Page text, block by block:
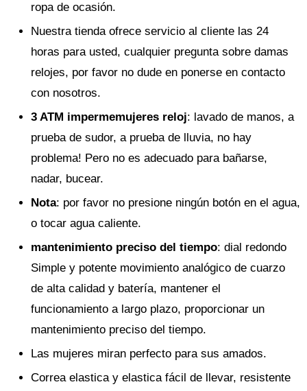
ropa de ocasión.
Nuestra tienda ofrece servicio al cliente las 24
horas para usted, cualquier pregunta sobre damas
relojes, por favor no dude en ponerse en contacto
con nosotros.
3 ATM impermemujeres reloj: lavado de manos, a
prueba de sudor, a prueba de lluvia, no hay
problema! Pero no es adecuado para bañarse,
nadar, bucear.
Nota: por favor no presione ningún botón en el agua,
o tocar agua caliente.
mantenimiento preciso del tiempo: dial redondo
Simple y potente movimiento analógico de cuarzo
de alta calidad y batería, mantener el
funcionamiento a largo plazo, proporcionar un
mantenimiento preciso del tiempo.
Las mujeres miran perfecto para sus amados.
Correa elastica y elastica fácil de llevar, resistente